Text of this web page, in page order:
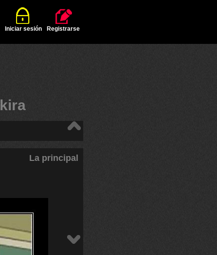
Iniciar sesión Registrarse
kira
La principal